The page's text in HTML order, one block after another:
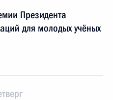
Президента
для молодых учёных